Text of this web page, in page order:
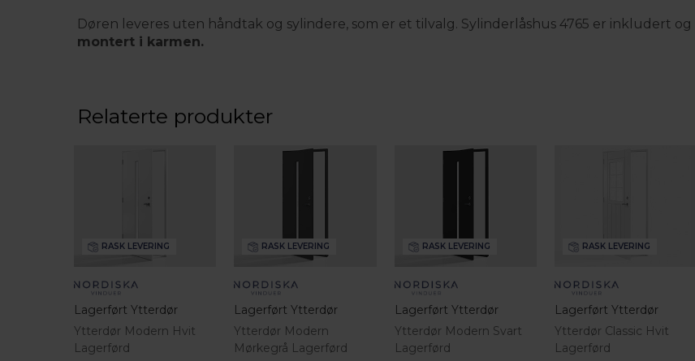
Døren leveres uten håndtak og sylindere, som er et tilvalg. Sylinderlåshus 4765 er inkludert
montert i karmen.
Relaterte produkter
RASK LEVERING
Lagerført Ytterdør
Ytterdør Modern Hvit
Lagerførd
RASK LEVERING
Lagerført Ytterdør
Ytterdør Modern
Mørkegrå Lagerførd
RASK LEVERING
Lagerført Ytterdør
Ytterdør Modern Svart
Lagerførd
RASK LEVERING
Lagerført Ytterdør
Ytterdør Classic Hvit
Lagerførd